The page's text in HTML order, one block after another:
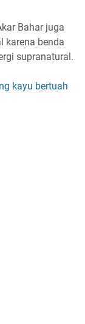
Bahar juga
karena benda
supranatural.
kayu bertuah